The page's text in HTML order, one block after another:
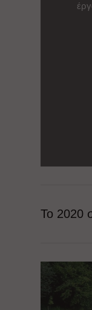
Το 2020